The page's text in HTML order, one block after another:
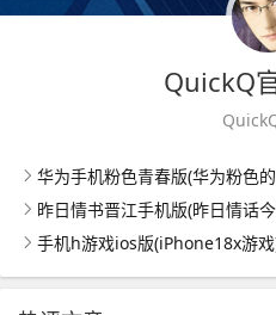
QuickQ
华为手机粉色青春版(华为粉色
昨日情书晋江手机版(昨日情话
手机h游戏ios版(iPhone18x游